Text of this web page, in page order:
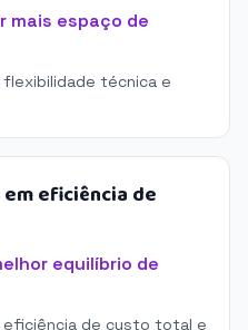
mais espaço de
técnica e
eficiência de
equilíbrio de
de custo total e